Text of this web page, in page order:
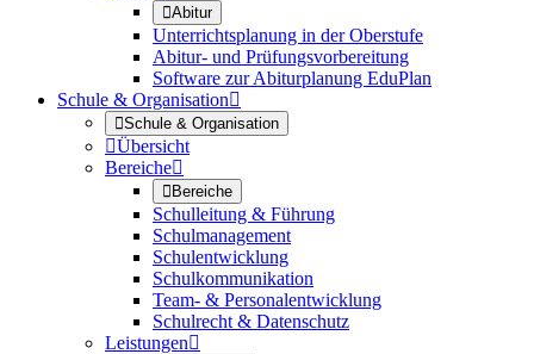
Abitur
Unterrichtsplanung in der Oberstufe
Abitur- und Prüfungsvorbereitung
Software zur Abiturplanung EduPlan
Schule & Organisation
Schule & Organisation
Übersicht
Bereiche
Bereiche
Schulleitung & Führung
Schulmanagement
Schulentwicklung
Schulkommunikation
Team- & Personalentwicklung
Schulrecht & Datenschutz
Leistungen